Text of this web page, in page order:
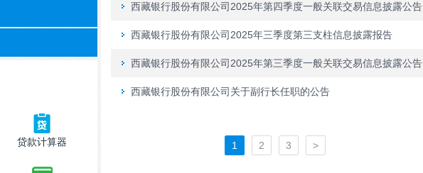
贷款计算器
西藏银行股份有限公司2025年第四季度一般关联交易信息披露公告
西藏银行股份有限公司2025年三季度第三支柱信息披露报告
西藏银行股份有限公司2025年第三季度一般关联交易信息披露公告
西藏银行股份有限公司关于副行长任职的公告
1 2 3 >